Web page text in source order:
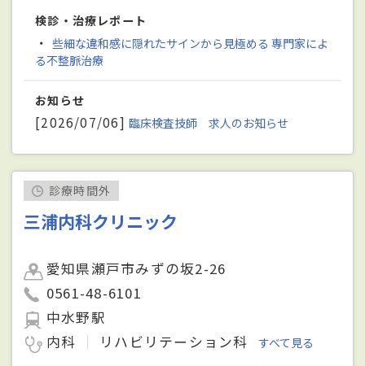
検診・治療レポート
・ 些細な違和感に隠れたサインから見極める 専門家によ
る不整脈治療
お知らせ
[2026/07/06]臨床検査技師 求人のお知らせ
診療時間外
三浦内科クリニック
愛知県瀬戸市みずの坂2-26
0561-48-6101
中水野駅
内科
リハビリテーション科 すべて見る